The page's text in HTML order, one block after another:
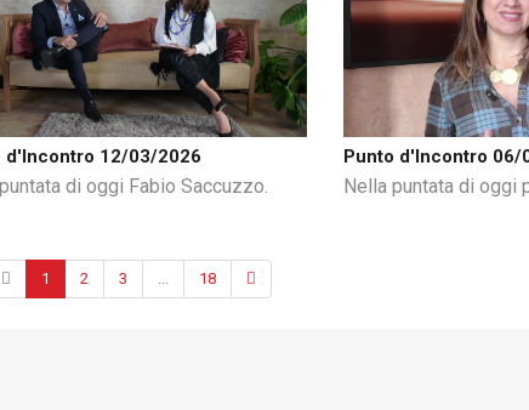
d'Incontro 12/03/2026
di oggi Fabio Saccuzzo.
Punto d'Incontro 06/
Nella puntata di oggi
1 2 3 18